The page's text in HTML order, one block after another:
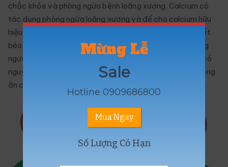
chắc khỏe và phòng ngừa bệnh loãng xương. Calcium có
tác dụng phòng ngừa loãng xương và để cho calcium hữu
hiệu hấp thụ vào xương, thì cơ thể cần ít nhất 50% chất
béo trong thức ăn là chất béo bão hòa. Vì vậy mà những
người ăn chay có nguy cơ bị loãng xương nhiều hơn và có
nguy cơ gãy tay, chân nhiều hơn so với những người không
ăn chay.
Mừng Lễ
Sale
Hotline 0909686800
Mua Ngay
Số Lượng Có Hạn